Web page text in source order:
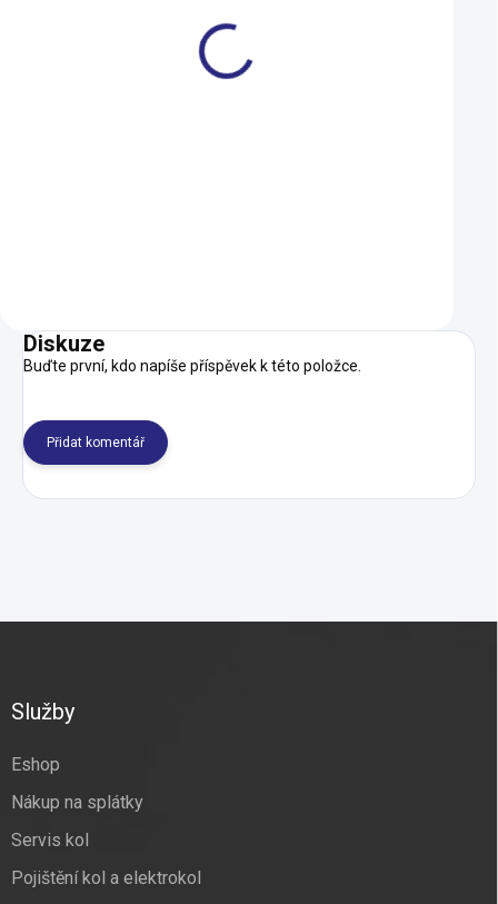
Diskuze
Buďte první, kdo napíše příspěvek k této položce.
Přidat komentář
Služby
Eshop
Nákup na splátky
Servis kol
Pojištění kol a elektrokol